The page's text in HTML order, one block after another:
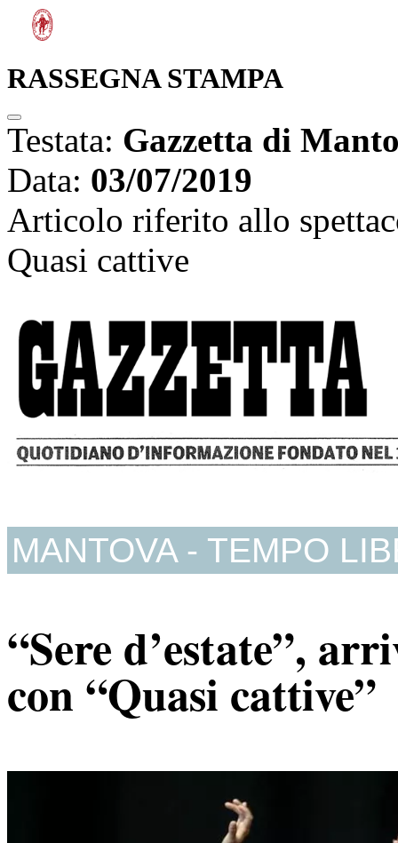
RASSEGNA STAMPA
Testata: Gazzetta di
Data: 03/07/2019
Articolo riferito allo
Quasi cattive
MANTOVA - TEMPO
“Sere d’estate”,
con “Quasi cattive”